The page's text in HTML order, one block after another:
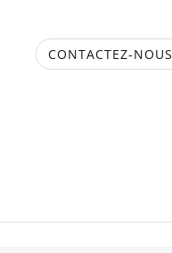
CONTACTEZ-NOUS